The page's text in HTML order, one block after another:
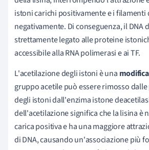
istoni carichi positivamente e i filamenti
negativamente. Di conseguenza, il DNA
strettamente legato alle proteine
accessibile alla RNA polimerasi e ai TF.
L'acetilazione degli istoni è una
gruppo acetile può essere rimosso
degli istoni dall'enzima istone
dell'acetilazione significa che la lisina è
carica positiva e ha una maggiore
di DNA, causando un'associazione più